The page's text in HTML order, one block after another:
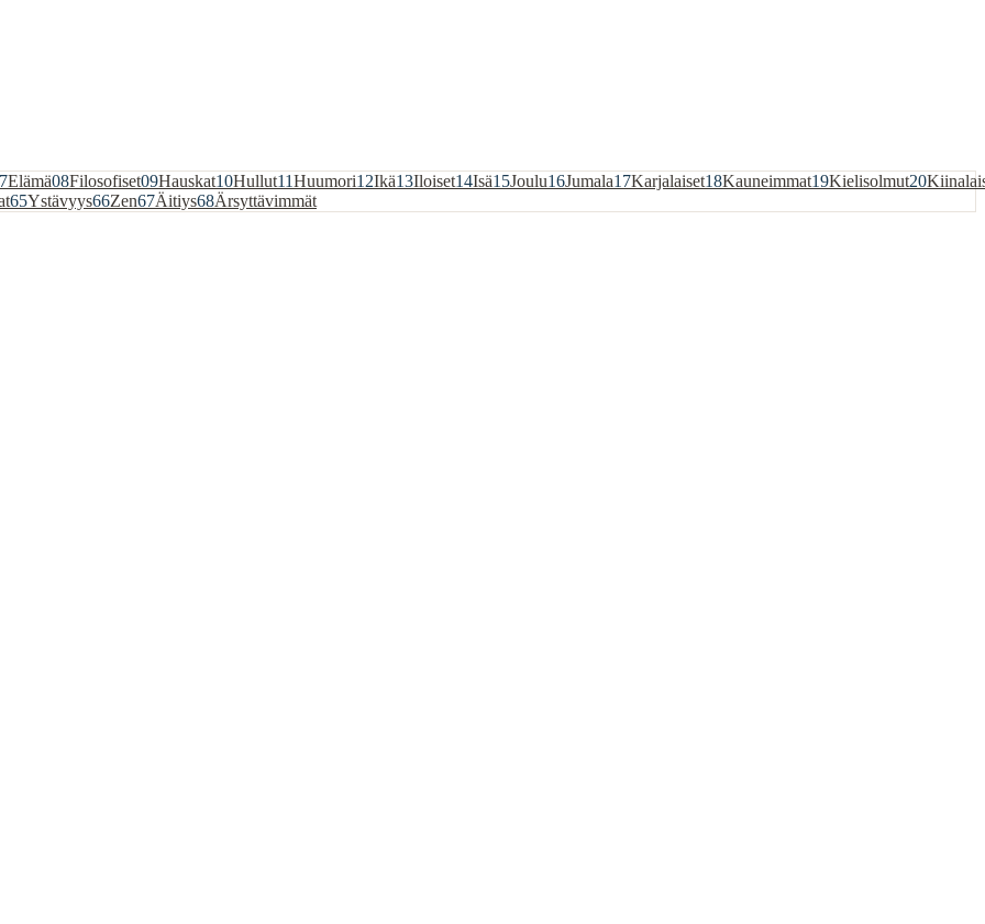
Elämä08Filosofiset09Hauskat10Hullut11Huumori12Ikä13Iloiset14Isä15Joulu16Jumala17Karjalaiset18Kauneimmat19Kielisolmut20
65Ystävyys66Zen67Äitiys68Ärsyttävimmät